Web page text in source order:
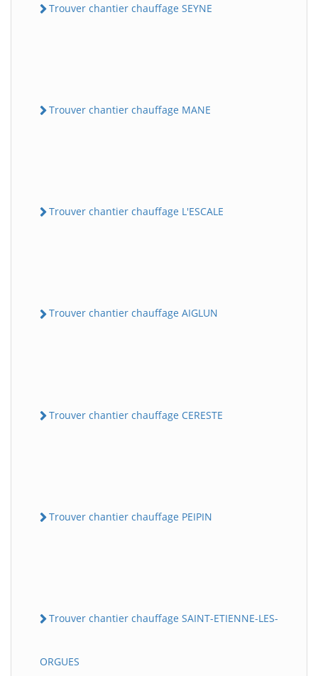
Trouver chantier chauffage SEYNE
Trouver chantier chauffage MANE
Trouver chantier chauffage L'ESCALE
Trouver chantier chauffage AIGLUN
Trouver chantier chauffage CERESTE
Trouver chantier chauffage PEIPIN
Trouver chantier chauffage SAINT-ETIENNE-LES-
ORGUES